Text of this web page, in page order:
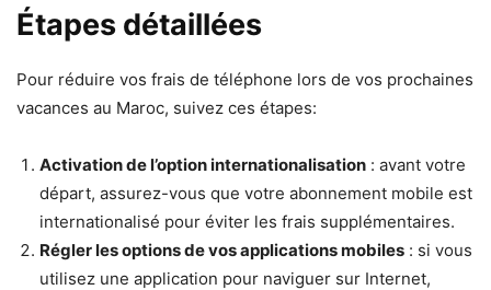
Étapes détaillées
Pour réduire vos frais de téléphone lors de vos prochaines
vacances au Maroc, suivez ces étapes:
Activation de l’option internationalisation : avant votre
départ, assurez-vous que votre abonnement mobile est
internationalisé pour éviter les frais supplémentaires.
Régler les options de vos applications mobiles : si vous
utilisez une application pour naviguer sur Internet,